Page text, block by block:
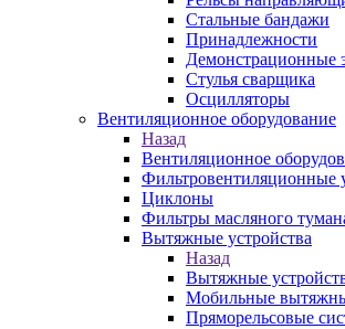
Стальные бандажи
Принадлежности
Демонстрационные
Стулья сварщика
Осцилляторы
Вентиляционное оборудование
Назад
Вентиляционное
Фильтровентиляционные
Циклоны
Фильтры масляного
Вытяжные устройства
Назад
Вытяжные
Мобильные
Пряморельсовые